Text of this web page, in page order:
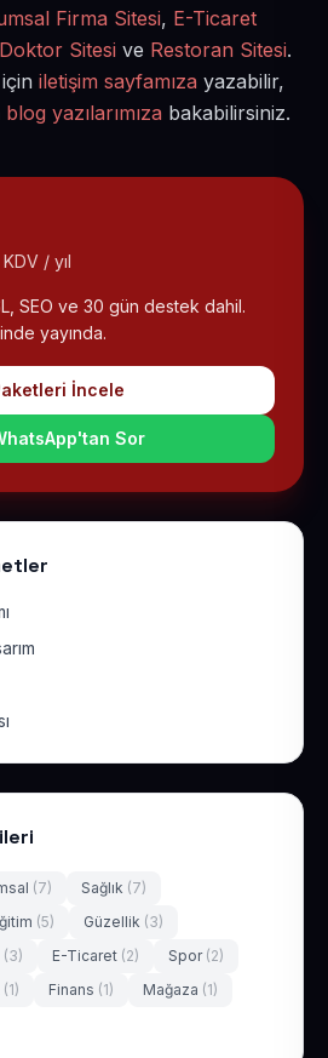
Firma Sitesi, E-Ticaret
Doktor Sitesi ve Restoran Sitesi.
iletişim sayfamıza yazabilir,
blog yazılarımıza bakabilirsiniz.
/ yıl
SEO ve 30 gün destek dahil.
yayında.
İncele
Sor
(7) Sağlık (7)
(5) Güzellik (3)
(3) E-Ticaret (2) Spor (2)
(1) Finans (1) Mağaza (1)